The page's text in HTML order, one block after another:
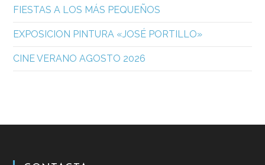
FIESTAS A LOS MÁS PEQUEÑOS
EXPOSICION PINTURA «JOSÉ PORTILLO»
CINE VERANO AGOSTO 2026